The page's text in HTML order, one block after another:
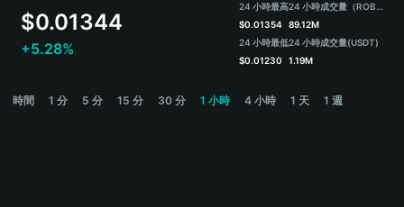
Español
$0.01344
+5.28%
24 小時最高
$0.01354
24 小時最低
$0.01230
24 小時成交量（ROBO）
89.12M
24 小時成交量(USDT)
1.19M
時間 1 分 5 分 15 分 30 分 1 小時 4 小時 1 天 1 週